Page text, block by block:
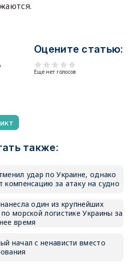
Оцените статью:
Еще нет голосов
также:
удар по Украине, однако
компенсацию за атаку на судно
один из крупнейших
морской логистике Украины за
время
начал с ненависти вместо